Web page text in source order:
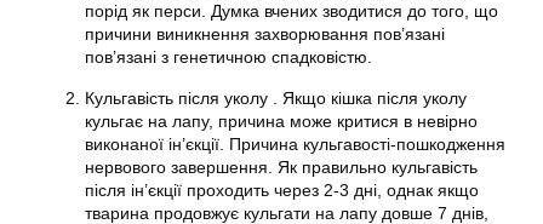
порід як перси. Думка вчених зводитися до того, що
причини виникнення захворювання пов’язані
пов’язані з генетичною спадковістю.
Кульгавість після уколу . Якщо кішка після уколу
кульгає на лапу, причина може критися в невірно
виконаної ін’єкції. Причина кульгавості-пошкодження
нервового завершення. Як правильно кульгавість
після ін’єкції проходить через 2-3 дні, однак якщо
тварина продовжує кульгати на лапу довше 7 днів,